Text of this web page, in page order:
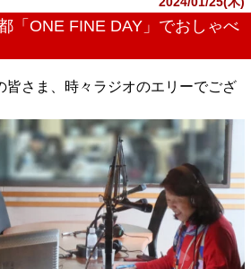
「ONE FINE DAY」でおしゃべ
皆さま、時々ラジオのエリーでござ